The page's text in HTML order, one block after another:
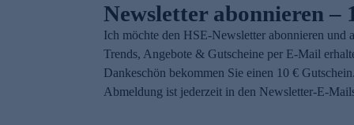
Newsletter abonnieren –
Ich möchte den HSE-Newsletter abonnieren und
Trends, Angebote & Gutscheine per E-Mail
Dankeschön bekommen Sie einen 10 €
Abmeldung ist jederzeit in den Newsletter-E-